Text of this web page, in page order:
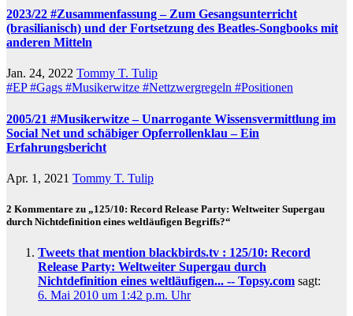
2023/22 #Zusammenfassung – Zum Gesangsunterricht
(brasilianisch) und der Fortsetzung des Beatles-Songbooks mit
anderen Mitteln
Jan. 24, 2022 Tommy T. Tulip
#EP#Gags #Musikerwitze #Nettzwergregeln #Positionen
2005/21 #Musikerwitze – Unarrogante Wissensvermittlung im
Social Net und schäbiger Opferrollenklau – Ein
Erfahrungsbericht
Apr. 1, 2021 Tommy T. Tulip
2 Kommentare zu „125/10: Record Release Party: Weltweiter Supergau
durch Nichtdefinition eines weltläufigen Begriffs?“
Tweets that mention blackbirds.tv : 125/10: Record
Release Party: Weltweiter Supergau durch
Nichtdefinition eines weltläufigen... -- Topsy.com sagt:
6. Mai 2010 um 1:42 p.m. Uhr